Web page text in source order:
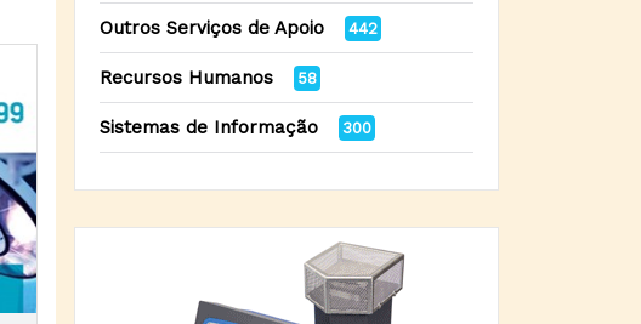
Outros Serviços de Apoio 442
Recursos Humanos 58
Sistemas de Informação 300